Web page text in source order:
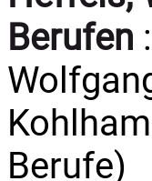
Berufen
Berufe)